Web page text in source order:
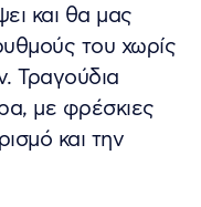
και θα μας
του χωρίς
Τραγούδια
με φρέσκιες
και την